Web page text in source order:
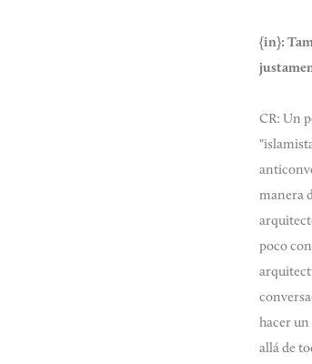
{in}:
CR: Un
manera
poco
hacer un
allá de